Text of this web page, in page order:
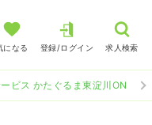
になる 登録/ログイン 求人検索
ビス かたぐるま東淀川ON